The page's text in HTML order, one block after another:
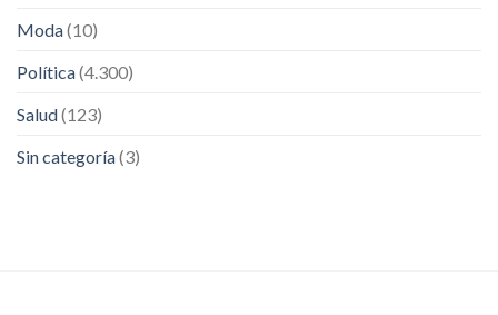
Moda(10)
Política(4.300)
Salud(123)
Sin categoría(3)